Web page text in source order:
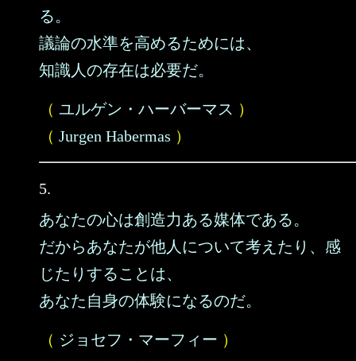
る。
議論の水準を高めるためには、
知識人の存在は必要だ。
（ ユルゲン・ハーバーマス ）
（ Jurgen Habermas ）
5.
あなたの心は創造力ある媒体である。
だからあなたが他人について考えたり、感
じたりすることは、
あなた自身の体験になるのだ。
（ ジョセフ・マーフィー ）